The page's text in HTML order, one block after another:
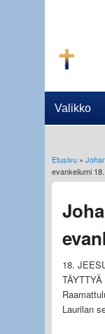
Olet
Etusivu»
evankeliumi
18.
TÄYTTYÄ
Laurilan